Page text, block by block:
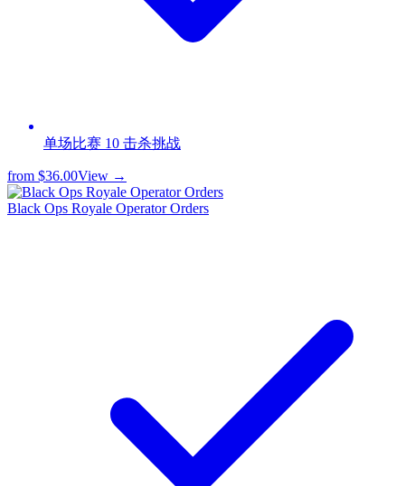
单场比赛 10 击杀挑战
from $36.00View →
Black Ops Royale Operator Orders